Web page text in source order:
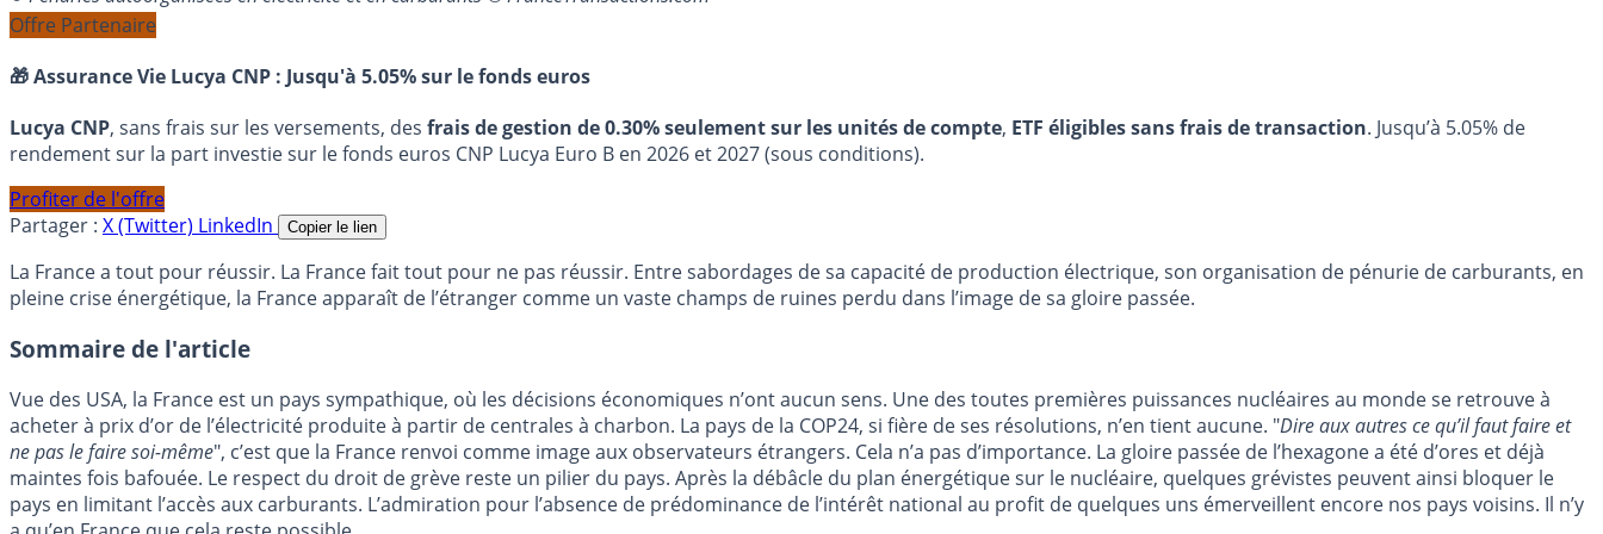
Offre Partenaire
🎁 Assurance Vie Lucya CNP : Jusqu'à 5.05% sur le fonds euros
Lucya CNP, sans frais sur les versements, des frais de gestion de 0.30% seulement sur les unités de compte, ETF éligibles sans frais de transaction. Jusqu’à 5.05% de
rendement sur la part investie sur le fonds euros CNP Lucya Euro B en 2026 et 2027 (sous conditions).
Profiter de l'offre
Partager : X (Twitter) LinkedIn Copier le lien
La France a tout pour réussir. La France fait tout pour ne pas réussir. Entre sabordages de sa capacité de production électrique, son organisation de pénurie de carburants, en
pleine crise énergétique, la France apparaît de l’étranger comme un vaste champs de ruines perdu dans l’image de sa gloire passée.
Sommaire de l'article
Vue des USA, la France est un pays sympathique, où les décisions économiques n’ont aucun sens. Une des toutes premières puissances nucléaires au monde se retrouve à
acheter à prix d’or de l’électricité produite à partir de centrales à charbon. La pays de la COP24, si fière de ses résolutions, n’en tient aucune. "Dire aux autres ce qu’il faut faire et
ne pas le faire soi-même", c’est que la France renvoi comme image aux observateurs étrangers. Cela n’a pas d’importance. La gloire passée de l’hexagone a été d’ores et déjà
maintes fois bafouée. Le respect du droit de grève reste un pilier du pays. Après la débâcle du plan énergétique sur le nucléaire, quelques grévistes peuvent ainsi bloquer le
pays en limitant l’accès aux carburants. L’admiration pour l’absence de prédominance de l’intérêt national au profit de quelques uns émerveillent encore nos pays voisins. Il n’y